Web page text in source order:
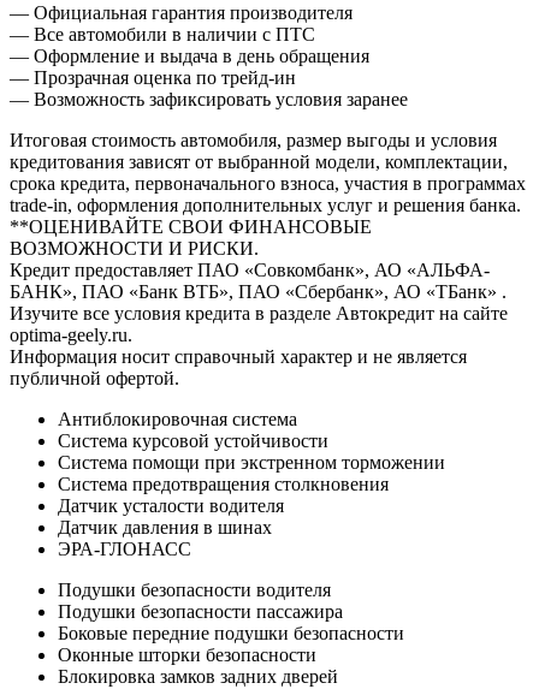
— Официальная гарантия производителя
— Все автомобили в наличии с ПТС
— Оформление и выдача в день обращения
— Прозрачная оценка по трейд-ин
— Возможность зафиксировать условия заранее
Итоговая стоимость автомобиля, размер выгоды и условия
кредитования зависят от выбранной модели, комплектации,
срока кредита, первоначального взноса, участия в программах
trade-in, оформления дополнительных услуг и решения банка.
**ОЦЕНИВАЙТЕ СВОИ ФИНАНСОВЫЕ
ВОЗМОЖНОСТИ И РИСКИ.
Кредит предоставляет ПАО «Совкомбанк», АО «АЛЬФА-
БАНК», ПАО «Банк ВТБ», ПАО «Сбербанк», АО «ТБанк» .
Изучите все условия кредита в разделе Автокредит на сайте
optima-geely.ru.
Информация носит справочный характер и не является
публичной офертой.
Антиблокировочная система
Система курсовой устойчивости
Система помощи при экстренном торможении
Система предотвращения столкновения
Датчик усталости водителя
Датчик давления в шинах
ЭРА-ГЛОНАСС
Подушки безопасности водителя
Подушки безопасности пассажира
Боковые передние подушки безопасности
Оконные шторки безопасности
Блокировка замков задних дверей